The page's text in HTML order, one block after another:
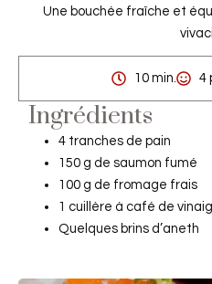
Une bouchée fraîche et
10 min. 4
Ingrédients
4 tranches de pain
150 g de saumon fumé
100 g de fromage frais
1 cuillère à café de
Quelques brins d’aneth